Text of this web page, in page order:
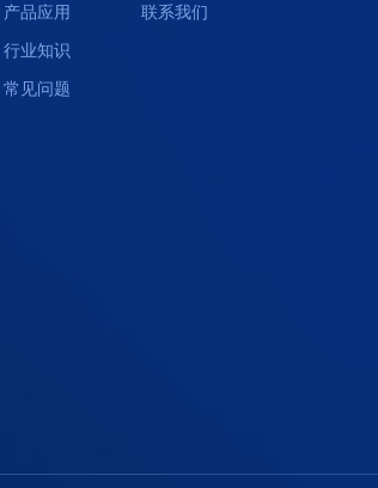
产品应用
行业知识
常见问题
联系我们